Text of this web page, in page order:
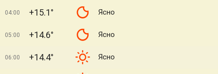
04:00 +15.1° Ясно
05:00 +14.6° Ясно
06:00 +14.4° Ясно